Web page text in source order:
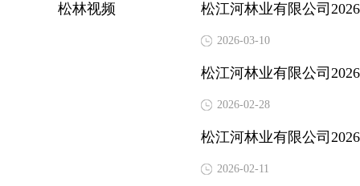
松林视频 松江河林业有限公司
2026-03-10
松江河林业有限公司
2026-02-28
松江河林业有限公司
2026-02-11